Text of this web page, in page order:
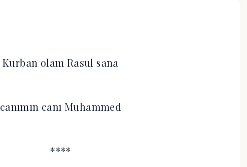
Kurban olam Rasul sana
canımın canı Muhammed
****